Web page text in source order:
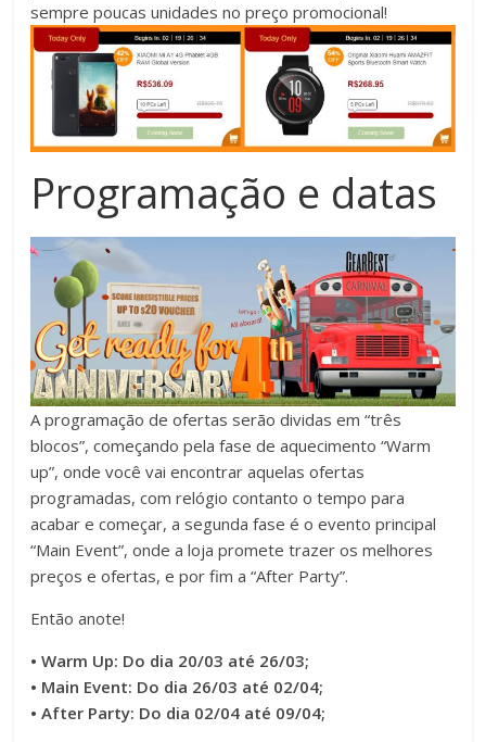
sempre poucas unidades no preço promocional!
Programação e datas
A programação de ofertas serão dividas em “três
blocos”, começando pela fase de aquecimento “Warm
up”, onde você vai encontrar aquelas ofertas
programadas, com relógio contanto o tempo para
acabar e começar, a segunda fase é o evento principal
“Main Event”, onde a loja promete trazer os melhores
preços e ofertas, e por fim a “After Party”.
Então anote!
• Warm Up: Do dia 20/03 até 26/03;
• Main Event: Do dia 26/03 até 02/04;
• After Party: Do dia 02/04 até 09/04;